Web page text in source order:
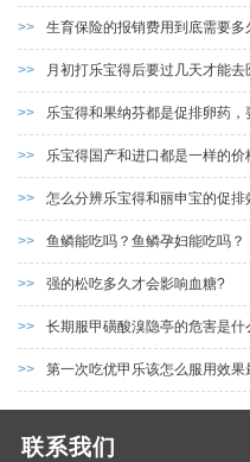
>> 生育保险的报销费用到底需要多
>> 月初打乐宝得后要过几天才能去
>> 乐宝得和果纳芬都是促排卵药，
>> 乐宝得国产和进口都是一样的价
>> 怎么分辨乐宝得和丽申宝的促排
>> 鱼鳞能吃吗？鱼鳞孕妇能吃吗？
>> 强的松吃多久才会影响血糖?
>> 长期服甲磺酸溴隐亭的危害是什
>> 第一次吃优甲乐该怎么服用效果
联系我们